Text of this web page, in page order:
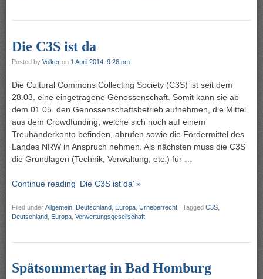
Die C3S ist da
Posted by Volker on 1 April 2014, 9:26 pm
Die Cultural Commons Collecting Society (C3S) ist seit dem
28.03. eine eingetragene Genossenschaft. Somit kann sie ab
dem 01.05. den Genossenschaftsbetrieb aufnehmen, die Mittel
aus dem Crowdfunding, welche sich noch auf einem
Treuhänderkonto befinden, abrufen sowie die Fördermittel des
Landes NRW in Anspruch nehmen. Als nächsten muss die C3S
die Grundlagen (Technik, Verwaltung, etc.) für …
Continue reading ‘Die C3S ist da’ »
Filed under Allgemein Deutschland Europa Urheberrecht | Tagged C3S
Deutschland Europa Verwertungsgesellschaft
Spätsommertag in Bad Homburg